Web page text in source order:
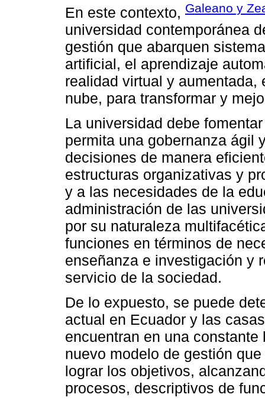
En este contexto, Galeano y
universidad contemporánea
gestión que abarquen
artificial, el aprendizaje
realidad virtual y
nube, para transformar y
La universidad debe
permita una gobernanza ágil
decisiones de manera
estructuras organizativas y
y a las necesidades de la
administración de las
por su naturaleza
funciones en términos de
enseñanza e investigación y
servicio de la sociedad.
De lo expuesto, se puede
actual en Ecuador y las
encuentran en una
nuevo modelo de gestión
lograr los objetivos,
procesos, descriptivos de